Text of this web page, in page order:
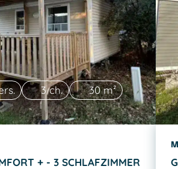
3 ch. 30 m²
+ - 3 SCHLAFZIMMER